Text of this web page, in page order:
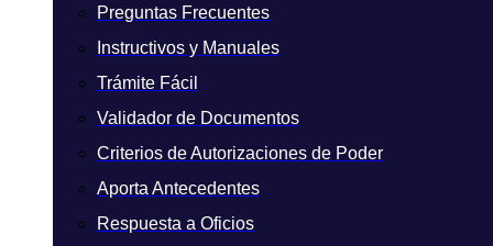
Preguntas Frecuentes
Instructivos y Manuales
Trámite Fácil
Validador de Documentos
Criterios de Autorizaciones de Poder
Aporta Antecedentes
Respuesta a Oficios